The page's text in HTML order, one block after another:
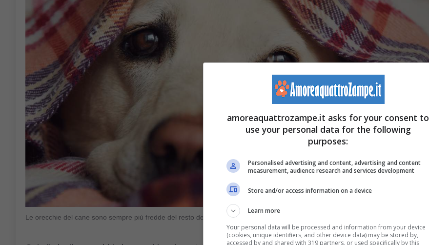
Le orecchie del cane sono sempre più fredde del resto del corpo? – amoreaquattrozampe.it
amoreaquattrozampe.it asks for your consent to
use your personal data for the following
purposes:
Personalised advertising and content, advertising and content
measurement, audience research and services development
Store and/or access information on a device
Learn more
Your personal data will be processed and information from your device
(cookies, unique identifiers, and other device data) may be stored by,
accessed by and shared with 319 partners, or used specifically by this